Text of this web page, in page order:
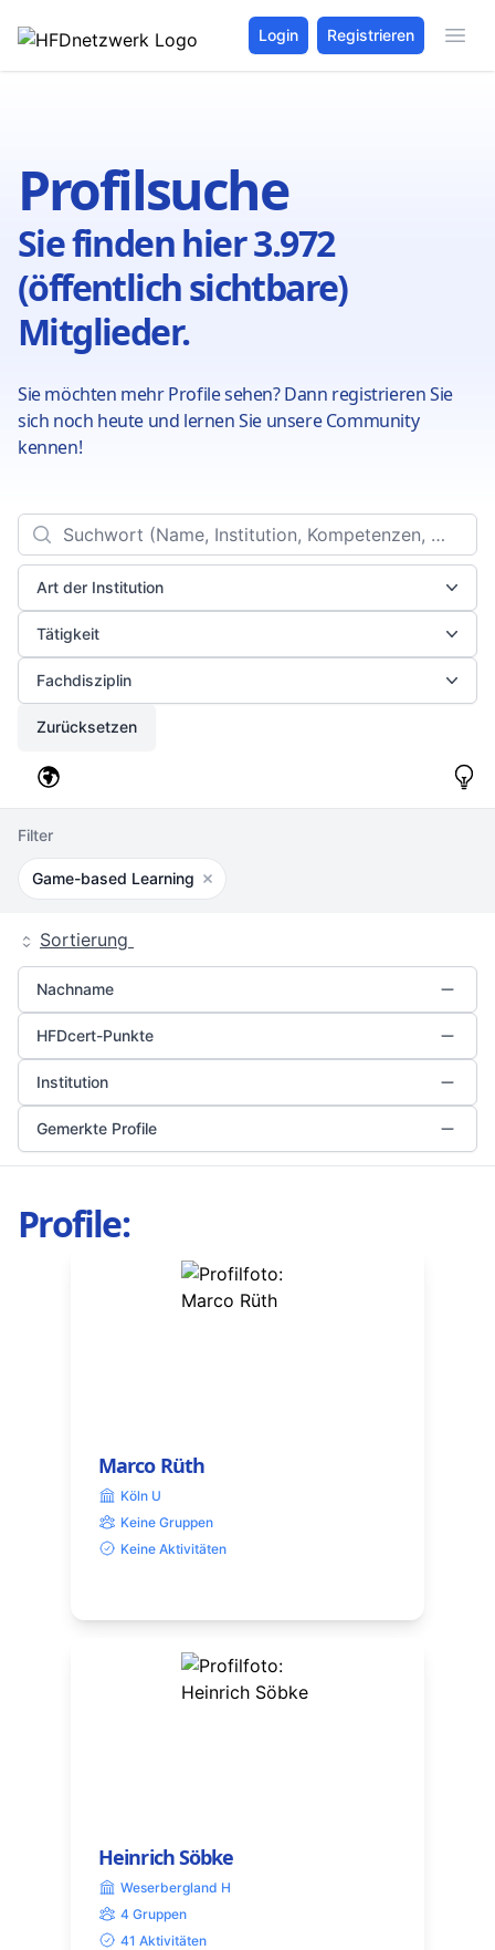
Login Registrieren
Profilsuche
Sie finden hier 3.972
(öffentlich sichtbare)
Mitglieder.
Sie möchten mehr Profile sehen? Dann registrieren Sie
sich noch heute und lernen Sie unsere Community
kennen!
FiltersSearch
Art der Institution
Tätigkeit
Fachdisziplin
Zurücksetzen
Filter
Game-based Learning Filter entfernen
Sortierung
Nachname
HFDcert-Punkte
Institution
Gemerkte Profile
Profile:
Marco Rüth
Köln U
Keine Gruppen
Keine Aktivitäten
Heinrich Söbke
Weserbergland H
4 Gruppen
41 Aktivitäten